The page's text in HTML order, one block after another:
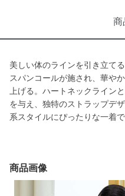
商
美しい体のラインを引き立て
スパンコールが施され、華や
上げる。ハートネックライン
を与え、独特のストラップデ
系スタイルにぴったりな一着
商品画像